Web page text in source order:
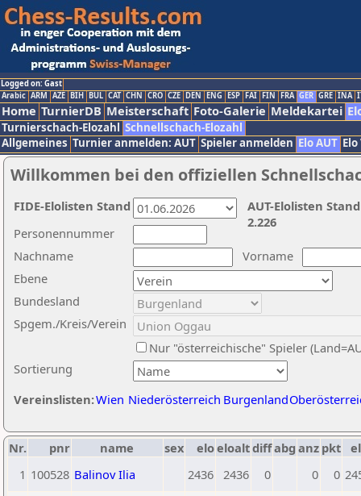
Logged on: Gast
Arabic ARM AZE BIH BUL CAT CHN CRO CZE DEN ENG ESP FAI FIN FRA GER GRE INA
Home TurnierDB Meisterschaft Foto-Galerie Meldekartei
Turnierschach-Elozahl Schnellschach-Elozahl
Allgemeines Turnier anmelden: AUT Spieler anmelden Elo AUT
Willkommen bei den offiziellen
Nachname
Vorname
Ebene
Sortierung
Personennummer
Bundesland
Spgem./Kreis/Verein
Nur "österreichische" Spieler
Vereinslisten:Wien Niederösterreich Burgenland
AUT-Elolisten
2.226
FIDE-Elolisten Stand
Nr. pnr name sex eloeloaltdiffabg anz pkt
1 100528 Balinov Ilia 2436 2436 0 0 0